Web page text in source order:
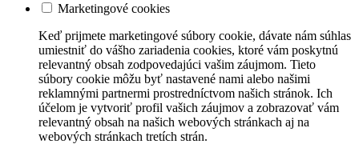
Marketingové cookies
Keď prijmete marketingové súbory cookie, dávate nám súhlas
umiestniť do vášho zariadenia cookies, ktoré vám poskytnú
relevantný obsah zodpovedajúci vašim záujmom. Tieto
súbory cookie môžu byť nastavené nami alebo našimi
reklamnými partnermi prostredníctvom našich stránok. Ich
účelom je vytvoriť profil vašich záujmov a zobrazovať vám
relevantný obsah na našich webových stránkach aj na
webových stránkach tretích strán.